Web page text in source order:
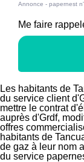
Annonce - papernest
Me faire
Les habitants de
du service client
mettre le contrat
auprès d'Grdf,
offres
habitants de
de gaz à leur nom
du service